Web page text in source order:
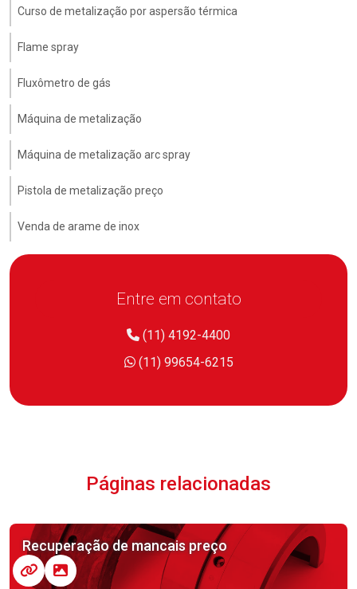
Curso de metalização por aspersão térmica
Flame spray
Fluxômetro de gás
Máquina de metalização
Máquina de metalização arc spray
Pistola de metalização preço
Venda de arame de inox
Entre em contato
(11) 4192-4400
(11) 99654-6215
Páginas relacionadas
Recuperação de mancais preço